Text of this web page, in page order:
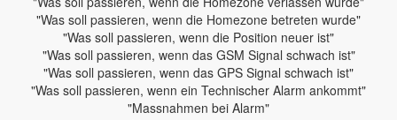
"Was soll passieren, wenn die Homezone betreten wurde"
"Was soll passieren, wenn die Position neuer ist"
"Was soll passieren, wenn das GSM Signal schwach ist"
"Was soll passieren, wenn das GPS Signal schwach ist"
"Was soll passieren, wenn ein Technischer Alarm ankommt"
"Massnahmen bei Alarm"